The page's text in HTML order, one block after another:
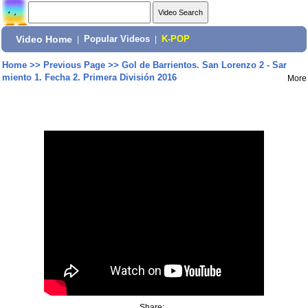
Video Home Popular Videos K-POP
Home>> Previous Page>> Gol de Barrientos. San Lorenzo 2 - Sar
miento 1. Fecha 2. Primera División 2016
More